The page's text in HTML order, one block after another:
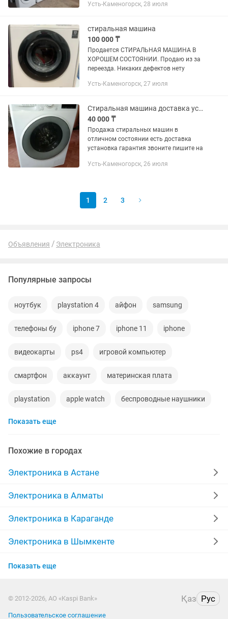
доставка по городу, подъем на любой
Усть-Каменогорск, 28 июля
стиральная машина
100 000 ₸
Продается СТИРАЛЬНАЯ МАШИНА В
ХОРОШЕМ СОСТОЯНИИ. Продаю из за
переезда. Никаких дефектов нету
Усть-Каменогорск, 27 июля
Стиральная машина доставка установка гарантия.
40 000 ₸
Продажа стиральных машин в
отличном состоянии есть доставка
установка гарантия звоните пишите на
Усть-Каменогорск, 26 июля
1 2 3
Объявления Электроника
Популярные запросы
ноутбук playstation 4 айфон samsung
телефоны бу iphone 7 iphone 11 iphone
видеокарты ps4 игровой компьютер
смартфон аккаунт материнская плата
playstation apple watch беспроводные наушники
наушники
телефон радиодетали
сабвуфер iphone 6
Показать еще
Похожие в городах
Электроника в Астане
Электроника в Алматы
Электроника в Караганде
Электроника в Шымкенте
Электроника в Актобе
Электроника в Семее
Показать еще
© 2012-2026, АО «Kaspi Bank» Қаз Рус
Пользовательское соглашение